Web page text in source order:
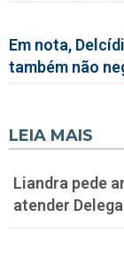
Em nota,
também não
LEIA MAIS
Liandra pede
atender